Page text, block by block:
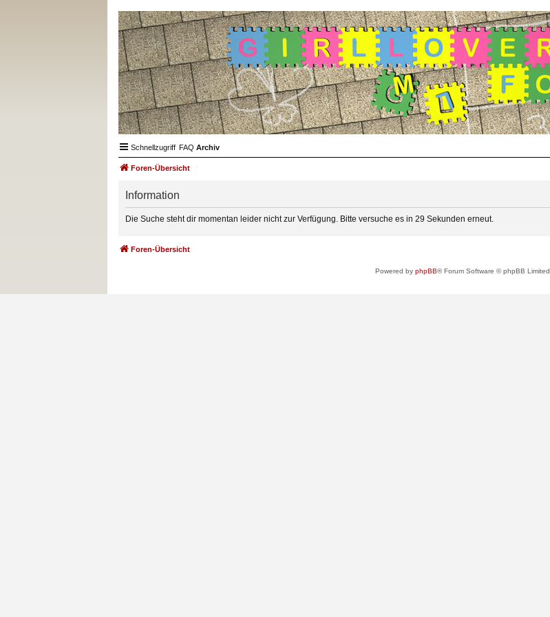
Schnellzugriff FAQ Archiv
Foren-Übersicht
Information
Die Suche steht dir momentan leider nicht zur Verfügung. Bitte versuche es in 29 Sekunden erneut.
Foren-Übersicht
Powered by phpBB® Forum Software © phpBB Limited